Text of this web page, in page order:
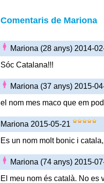
Comentaris de Mariona
Mariona (28 anys) 2014-
Sóc Catalana!!!
Mariona (37 anys) 2015-
el nom mes maco que em
Mariona 2015-05-21
Es un nom molt bonic i
Mariona (74 anys) 2015-
El meu nom és català. No es